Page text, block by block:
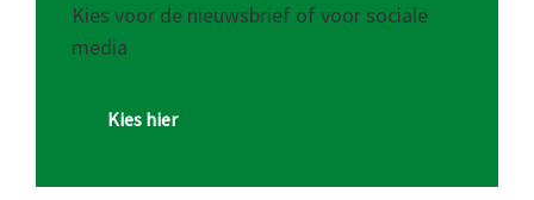
Kies voor de nieuwsbrief of voor sociale
media
Kies hier